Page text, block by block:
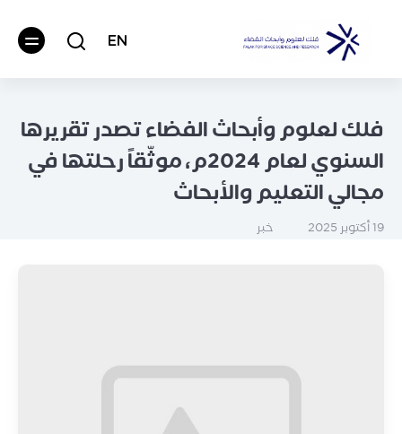
EN
فلك لعلوم وأبحاث الفضاء تصدر تقريرها
السنوي لعام 2024م، موثّقاً رحلتها في
مجالي التعليم والأبحاث
خبر